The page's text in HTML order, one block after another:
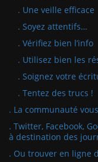
. Une veille efficace
. Soyez attentifs…
. Vérifiez bien l’info
. Utilisez bien les
. Soignez votre
. Tentez des trucs !
. La communauté
. Twitter, Facebook,
à destination des
. Ou trouver en ligne